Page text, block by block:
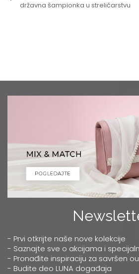
državna šampionka u streličarstvu
- Prvi otkrijte naše nove kolekcije
- Saznajte sve o akcijama i
- Pronađite inspiraciju za savršen
- Budite deo LUNA događaja